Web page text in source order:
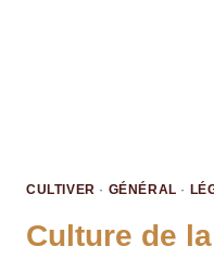
CULTIVER · GÉNÉRAL ·
Culture de